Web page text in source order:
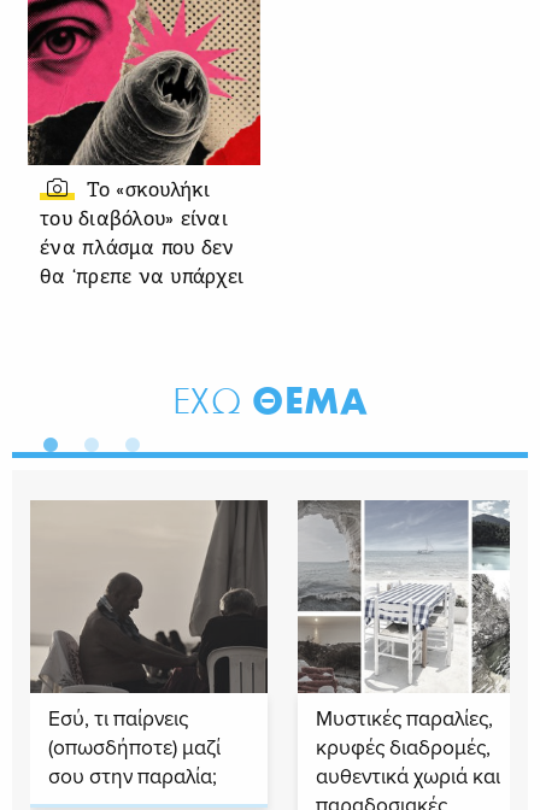
Το «σκουλήκι
του διαβόλου» είναι
ένα πλάσμα που δεν
θα ‘πρεπε να υπάρχει
ΕΧΩ ΘΕΜΑ
Εσύ, τι παίρνεις
(οπωσδήποτε) μαζί
σου στην παραλία;
Μυστικές παραλίες,
κρυφές διαδρομές,
αυθεντικά χωριά και